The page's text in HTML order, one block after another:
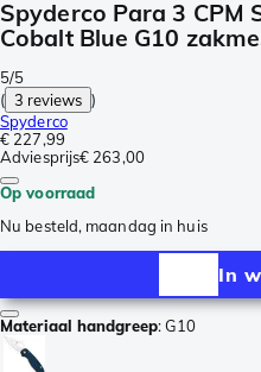
Spyderco Para 3 CPM
Cobalt Blue G10
5/5
( 3 reviews )
Spyderco
€ 227,99
Adviesprijs€ 263,00
Op voorraad
Nu besteld, maandag in huis
In
Materiaal handgreep:G10